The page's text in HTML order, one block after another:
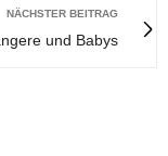
NÄCHSTER BEITRAG
und Babys